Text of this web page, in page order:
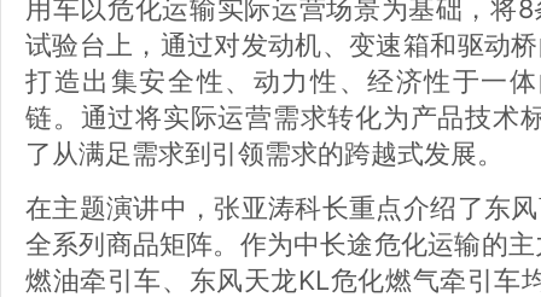
用车以危化运输实际运营场景为基础，将
试验台上，通过对发动机、变速箱和驱动
打造出集安全性、动力性、经济性于一
链。通过将实际运营需求转化为产品技术
了从满足需求到引领需求的跨越式发展。
在主题演讲中，张亚涛科长重点介绍了东
全系列商品矩阵。作为中长途危化运输的
燃油牵引车、东风天龙KL危化燃气牵引车